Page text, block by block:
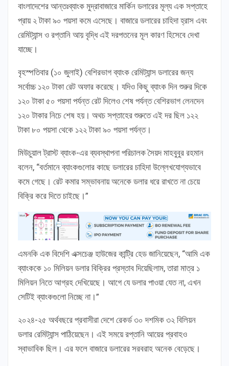
বাংলাদেশের আন্তঃব্যাংক মুদ্রাবাজারে মার্কিন ডলারের মূল্য এক সপ্তাহে
প্রায় ২ টাকা ৯০ পয়সা কমে এসেছে। বাজারে ডলারের চাহিদা হ্রাস এবং
রেমিট্যান্স ও রপ্তানি আয় বৃদ্ধি এই দরপতনের মূল কারণ হিসেবে দেখা
যাচ্ছে।
বৃহস্পতিবার (১০ জুলাই) বেশিরভাগ ব্যাংক রেমিট্যান্স ডলারের জন্য
সর্বোচ্চ ১২০ টাকা রেট অফার করেছে। যদিও কিছু ব্যাংক দিন শুরুর দিকে
১২০ টাকা ৫০ পয়সা পর্যন্ত রেট দিলেও শেষ পর্যন্ত বেশিরভাগ লেনদেন
১২০ টাকার নিচে শেষ হয়। অথচ সপ্তাহের শুরুতে এই দর ছিল ১২২
টাকা ৮০ পয়সা থেকে ১২২ টাকা ৯০ পয়সা পর্যন্ত।
মিউচুয়াল ট্রাস্ট ব্যাংক-এর ব্যবস্থাপনা পরিচালক সৈয়দ মাহবুবুর রহমান
বলেন, “বর্তমানে ব্যাংকগুলোর কাছে ডলারের চাহিদা উল্লেখযোগ্যভাবে
কমে গেছে। রেট কমার সম্ভাবনায় অনেকে ডলার ধরে রাখতে না চেয়ে
বিক্রি করে দিতে চাইছে।”
এমনকি এক বিদেশি এক্সচেঞ্জ হাউজের কান্ট্রি হেড জানিয়েছেন, “আমি এক
ব্যাংককে ১০ মিলিয়ন ডলার বিক্রির প্রস্তাব দিয়েছিলাম, তারা মাত্র ১
মিলিয়ন নিতে আগ্রহ দেখিয়েছে। আগে যে ডলার পাওয়া যেত না, এখন
সেটিই ব্যাংকগুলো নিচ্ছে না।”
২০২৪-২৫ অর্থবছরে প্রবাসীরা দেশে রেকর্ড ৩০ দশমিক ৩২ বিলিয়ন
ডলার রেমিট্যান্স পাঠিয়েছেন। এই সময়ে রপ্তানি আয়ের প্রবাহও
স্বাভাবিক ছিল। এর ফলে বাজারে ডলারের সরবরাহ অনেক বেড়েছে।